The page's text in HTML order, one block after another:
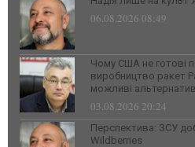
06.08.2026 08:49
Чому США не готові
виробництво ракет
можливі
03.08.2026 20:24
Перспектива: ЗСУ
Wildberries